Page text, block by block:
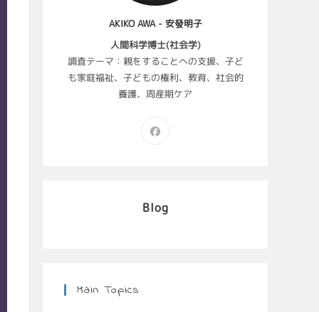
AKIKO AWA - 安發明子
人間科学博士(社会学)
調査テーマ：親をすることへの支援、子ど
も家庭福祉、子どもの権利、教育、社会的
養護、周産期ケア
Blog
Main Topics